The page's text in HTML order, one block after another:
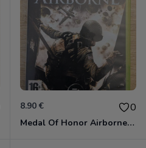
8.90 € 0
Medal Of Honor Airborne Xbox 360